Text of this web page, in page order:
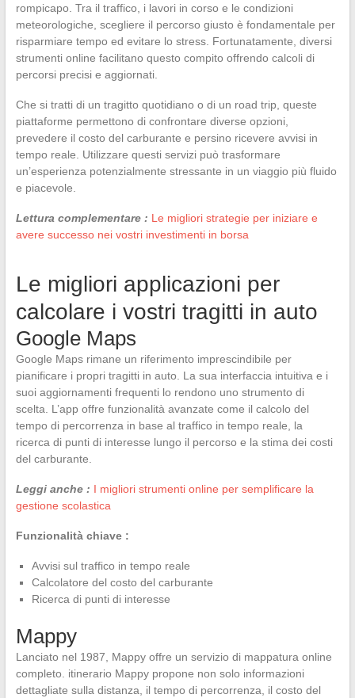
rompicapo. Tra il traffico, i lavori in corso e le condizioni
meteorologiche, scegliere il percorso giusto è fondamentale per
risparmiare tempo ed evitare lo stress. Fortunatamente, diversi
strumenti online facilitano questo compito offrendo calcoli di
percorsi precisi e aggiornati.
Che si tratti di un tragitto quotidiano o di un road trip, queste
piattaforme permettono di confrontare diverse opzioni,
prevedere il costo del carburante e persino ricevere avvisi in
tempo reale. Utilizzare questi servizi può trasformare
un’esperienza potenzialmente stressante in un viaggio più fluido
e piacevole.
Lettura complementare : Le migliori strategie per iniziare e
avere successo nei vostri investimenti in borsa
Le migliori applicazioni per
calcolare i vostri tragitti in auto
Google Maps
Google Maps rimane un riferimento imprescindibile per
pianificare i propri tragitti in auto. La sua interfaccia intuitiva e i
suoi aggiornamenti frequenti lo rendono uno strumento di
scelta. L’app offre funzionalità avanzate come il calcolo del
tempo di percorrenza in base al traffico in tempo reale, la
ricerca di punti di interesse lungo il percorso e la stima dei costi
del carburante.
Leggi anche : I migliori strumenti online per semplificare la
gestione scolastica
Funzionalità chiave :
Avvisi sul traffico in tempo reale
Calcolatore del costo del carburante
Ricerca di punti di interesse
Mappy
Lanciato nel 1987, Mappy offre un servizio di mappatura online
completo. itinerario Mappy propone non solo informazioni
dettagliate sulla distanza, il tempo di percorrenza, il costo del